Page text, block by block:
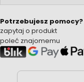
Potrzebujesz pomocy?
zapytaj o produkt
poleć znajomemu